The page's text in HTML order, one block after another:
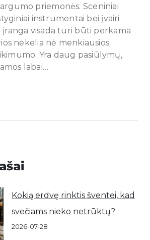
priemonės. Sceniniai
instrumentai bei įvairi
įranga visada turi būti perkama
nekelia nė menkiausios
Yra daug pasiūlymų,
labai…
Kokią erdvę rinktis šventei, kad
svečiams nieko netrūktų?
2026-07-28